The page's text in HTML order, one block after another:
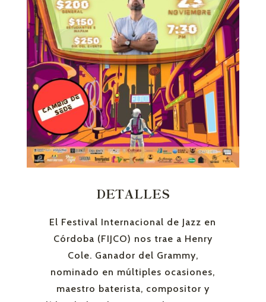
DETALLES
El Festival Internacional de Jazz en
Córdoba (FIJCO) nos trae a Henry
Cole. Ganador del Grammy,
nominado en múltiples ocasiones,
maestro baterista, compositor y